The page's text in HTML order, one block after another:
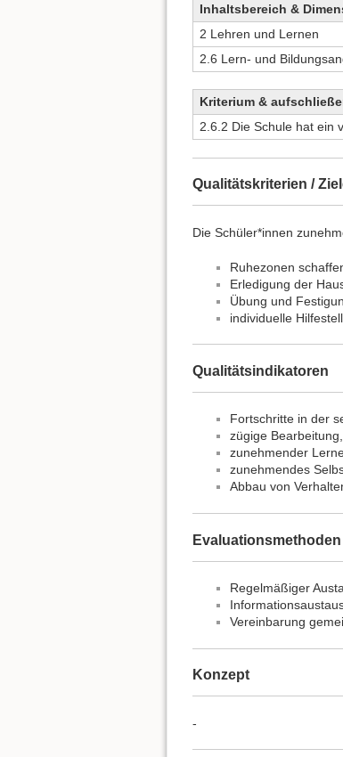
Inhaltsbereich &
2 Lehren und Lernen
2.6 Lern- und
Kriterium &
2.6.2 Die Schule hat ein
Qualitätskriterien /
Die Schüler*innen
Ruhezonen
Erledigung der
Übung und
individuelle
Qualitätsindikatoren
Fortschritte in der
zügige
zunehmender
zunehmendes
Abbau von
Regelmäßiger
Vereinbarung
Konzept
-